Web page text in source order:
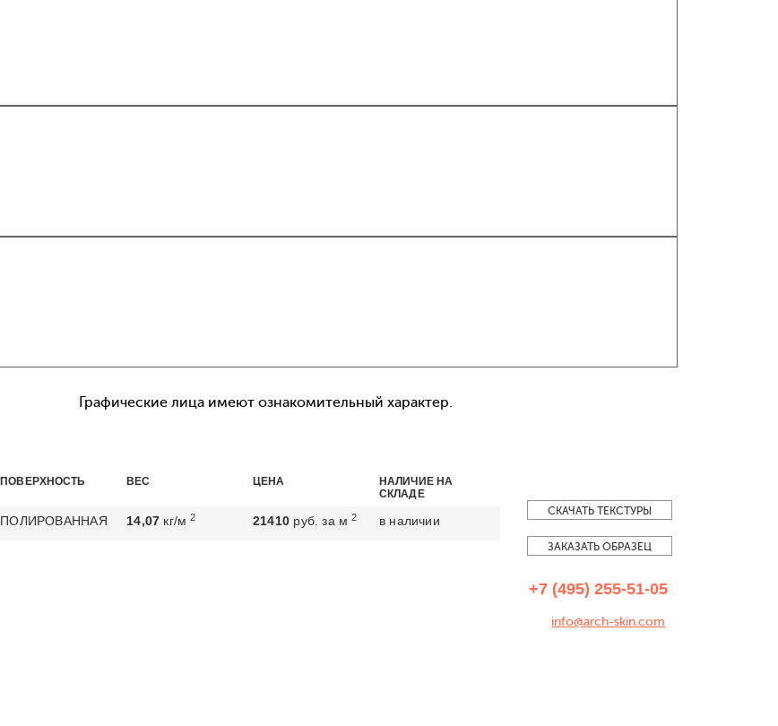
Графические лица имеют ознакомительный характер.
ПОВЕРХНОСТЬ
ПОЛИРОВАННАЯ
ВЕС
14,07 кг/м2
ЦЕНА
21410 руб. за м2
НАЛИЧИЕ НА
СКЛАДЕ
в наличии
СКАЧАТЬ ТЕКСТУРЫ
ЗАКАЗАТЬ ОБРАЗЕЦ
+7 (495) 255-51-05
info@arch-skin.com